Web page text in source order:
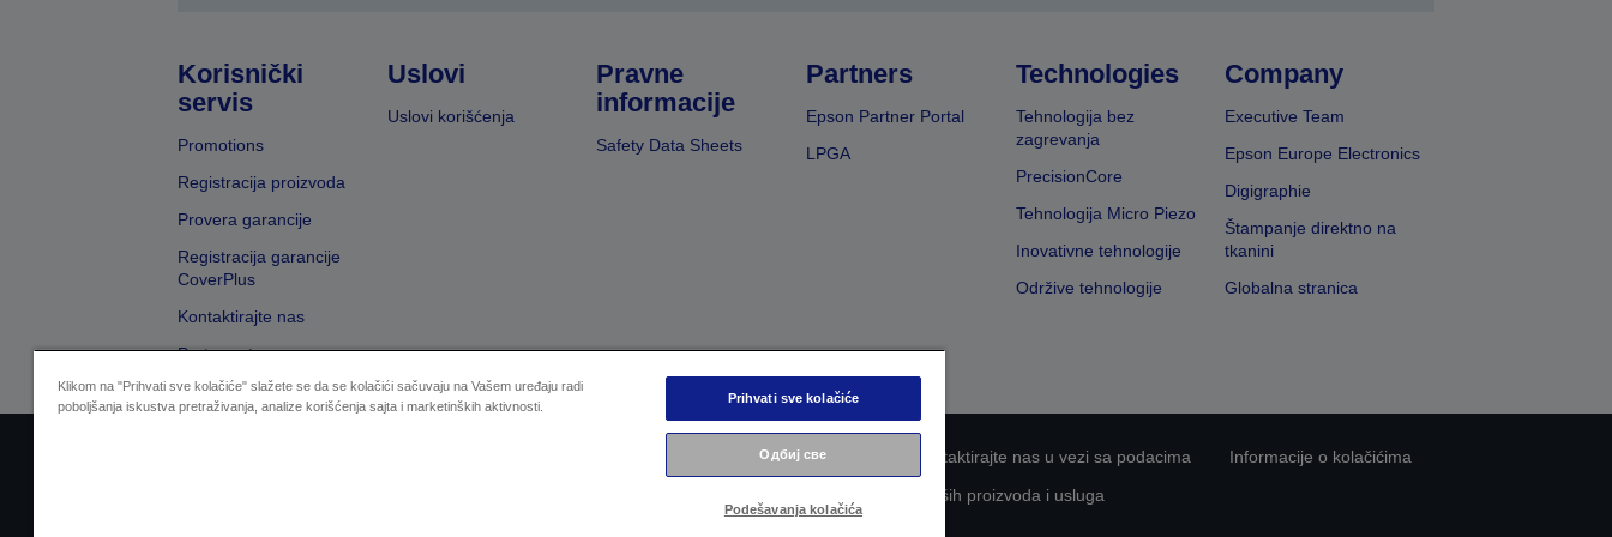
Korisnički
servis
Promotions
Registracija proizvoda
Provera garancije
Registracija garancije
CoverPlus
Kontaktirajte nas
Pretraga trgovaca
Uslovi
Uslovi korišćenja
Pravne
informacije
Safety Data Sheets
Partners
Epson Partner Portal
LPGA
Technologies
Tehnologija bez
zagrevanja
PrecisionCore
Tehnologija Micro Piezo
Inovativne tehnologije
Održive tehnologije
Company
Executive Team
Epson Europe Electronics
Digigraphie
Štampanje direktno na
tkanini
Globalna stranica
EU Data Act Compliance Kontaktirajte nas u vezi sa podacima
Informacije o kolačićima
Zalaganje kompanije Epson za što veću pristupačnost naših proizvoda i usluga
Klikom na "Prihvati sve kolačiće" slažete se da se kolačići sačuvaju na Vašem uređaju radi
poboljšanja iskustva pretraživanja, analize korišćenja sajta i marketinških aktivnosti.
Prihvati sve kolačiće
Одбиј све
Podešavanja kolačića